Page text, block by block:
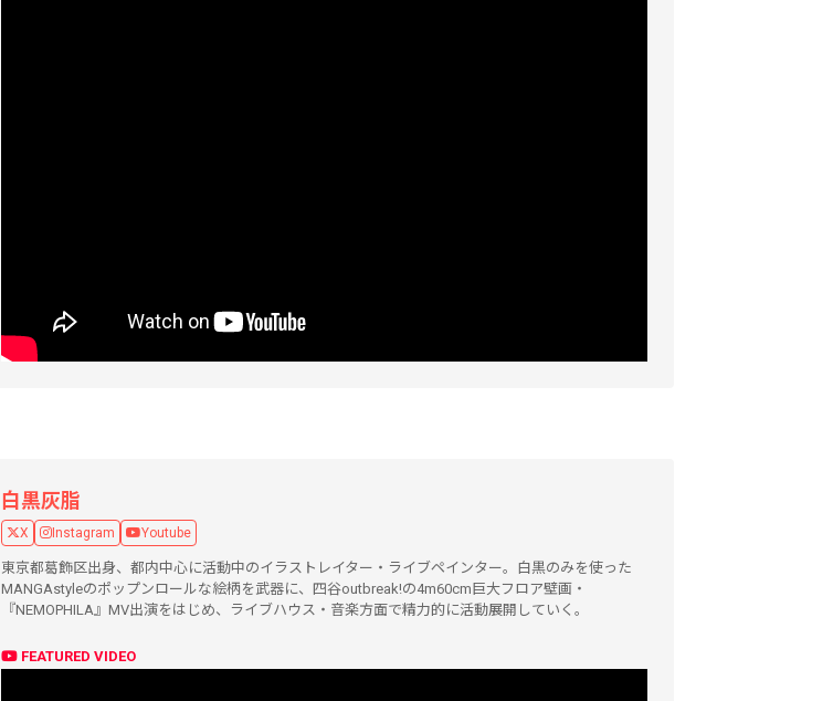
白黒灰脂
X Instagram Youtube
東京都葛飾区出身、都内中心に活動中のイラストレイター・ライブペインター。白黒のみを使った
MANGAstyleのポップンロールな絵柄を武器に、四谷outbreak!の4m60cm巨大フロア壁画・
『NEMOPHILA』MV出演をはじめ、ライブハウス・音楽方面で精力的に活動展開していく。
FEATURED VIDEO